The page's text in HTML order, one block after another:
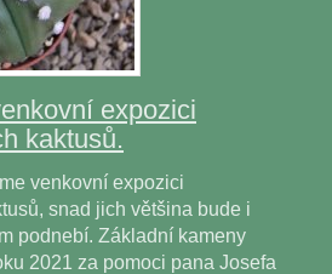
expozici
kaktusů.
venkovní expozici
snad jich většina bude i
podnebí. Základní kameny
2021 za pomoci pana Josefa